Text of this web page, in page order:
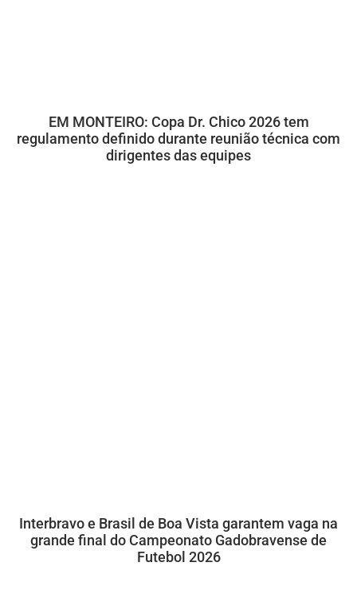
EM MONTEIRO: Copa Dr. Chico 2026 tem
regulamento definido durante reunião técnica com
dirigentes das equipes
Interbravo e Brasil de Boa Vista garantem vaga na
grande final do Campeonato Gadobravense de
Futebol 2026